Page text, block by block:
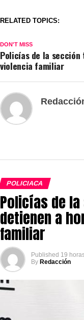
RELATED TOPICS:
DON'T MISS
Policías de la
violencia familiar
POLICIACA
Policías de
detienen a
familiar
Published 19
By Redacción